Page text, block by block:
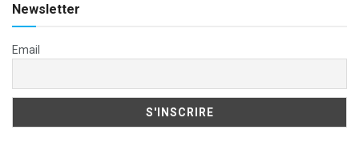
Newsletter
Email